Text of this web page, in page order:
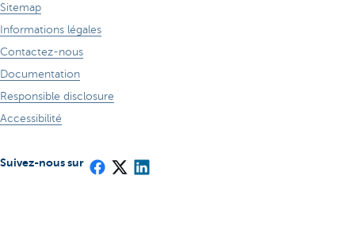
Sitemap
Informations légales
Contactez-nous
Documentation
Responsible disclosure
Accessibilité
Suivez-nous sur